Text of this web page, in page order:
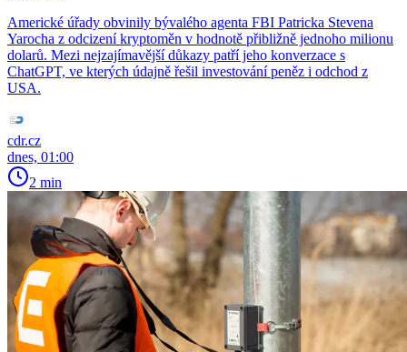
Americké úřady obvinily bývalého agenta FBI Patricka Stevena
Yarocha z odcizení kryptoměn v hodnotě přibližně jednoho milionu
dolarů. Mezi nejzajímavější důkazy patří jeho konverzace s
ChatGPT, ve kterých údajně řešil investování peněz i odchod z
USA.
cdr.cz
dnes, 01:00
2 min